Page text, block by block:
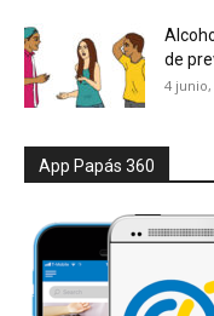
de
4 junio,
App Papás 360